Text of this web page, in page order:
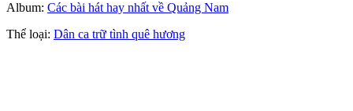
Album: Các bài hát hay nhất về Quảng Nam
Thể loại: Dân ca trữ tình quê hương